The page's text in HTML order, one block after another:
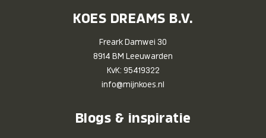
KOES DREAMS B.V.
Freark Damwei 30
8914 BM Leeuwarden
KvK: 95419322
info@mijnkoes.nl
Blogs & inspiratie